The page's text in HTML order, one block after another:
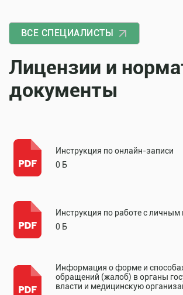
ВСЕ СПЕЦИАЛИСТЫ
Лицензии и
документы
Инструкция по онлайн-записи
0 Б
Инструкция по работе с личным
0 Б
Информация о форме и
обращений (жалоб) в органы
власти и медицинскую